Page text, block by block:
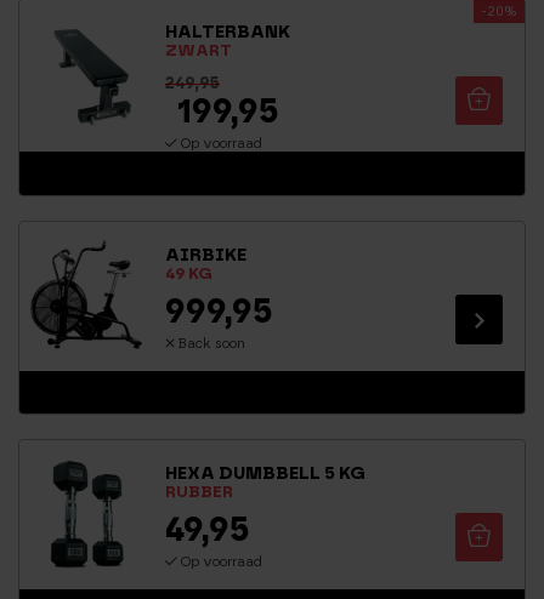
HALTERBANK
ZWART
-20%
249,95
199,95
Op voorraad
AIRBIKE
49 KG
999,95
Back soon
HEXA DUMBBELL 5 KG
RUBBER
49,95
Op voorraad